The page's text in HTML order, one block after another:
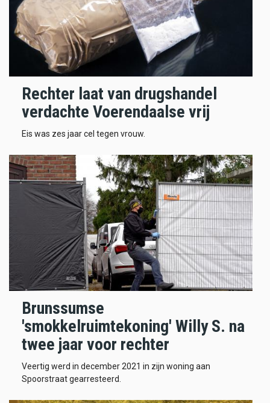
Rechter laat van drugshandel
verdachte Voerendaalse vrij
Eis was zes jaar cel tegen vrouw.
Brunssumse
'smokkelruimtekoning' Willy S. na
twee jaar voor rechter
Veertig werd in december 2021 in zijn woning aan
Spoorstraat gearresteerd.